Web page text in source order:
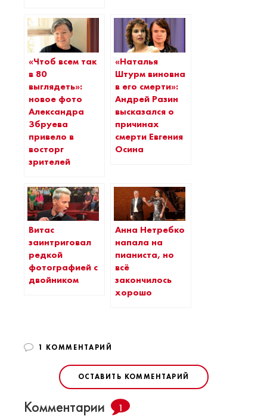
«Чтоб всем так
в 80
выглядеть»:
новое фото
Александра
Збруева
привело в
восторг
зрителей
«Наталья
Штурм виновна
в его смерти»:
Андрей Разин
высказался о
причинах
смерти Евгения
Осина
Витас
заинтриговал
редкой
фотографией с
двойником
Анна Нетребко
напала на
пианиста, но
всё
закончилось
хорошо
1 КОММЕНТАРИЙ
ОСТАВИТЬ КОММЕНТАРИЙ
Комментарии 1